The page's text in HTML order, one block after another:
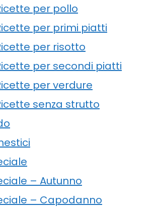
per pollo
per primi piatti
per risotto
per secondi piatti
per verdure
senza strutto
– Autunno
– Capodanno